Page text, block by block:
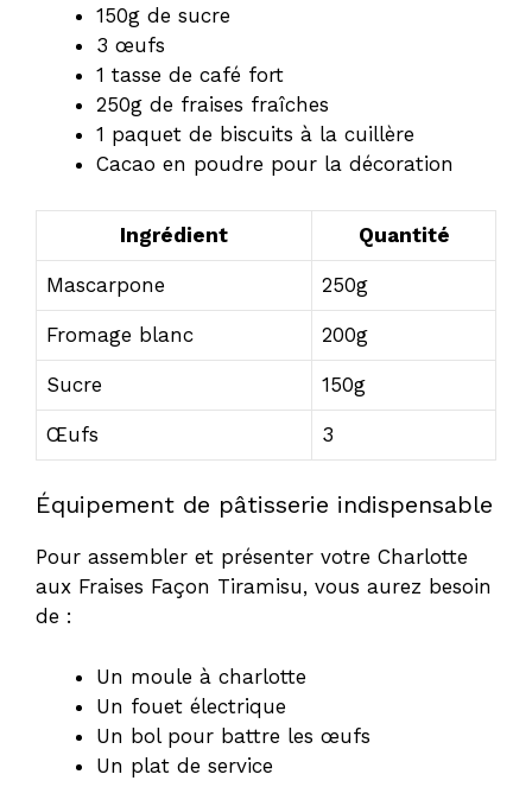
150g de sucre
3 œufs
1 tasse de café fort
250g de fraises fraîches
1 paquet de biscuits à la cuillère
Cacao en poudre pour la décoration
Ingrédient Quantité
Mascarpone 250g
Fromage blanc 200g
Sucre 150g
Œufs 3
Équipement de pâtisserie indispensable
Pour assembler et présenter votre Charlotte
aux Fraises Façon Tiramisu, vous aurez besoin
de :
Un moule à charlotte
Un fouet électrique
Un bol pour battre les œufs
Un plat de service